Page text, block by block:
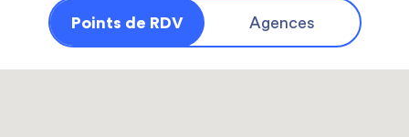
Points de RDV Agences